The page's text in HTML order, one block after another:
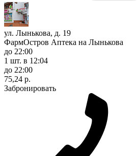
ул. Лынькова, д. 19
ФармОстров Аптека на Лынькова
до 22:00
1 шт. в 12:04
до 22:00
75,24 р.
Забронировать